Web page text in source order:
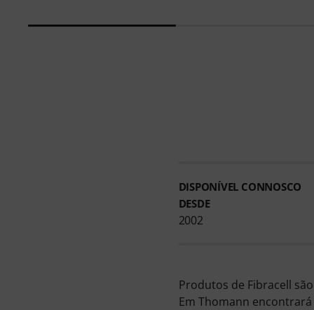
DISPONÍVEL CONNOSCO
DESDE
2002
Produtos de Fibracell
Em Thomann